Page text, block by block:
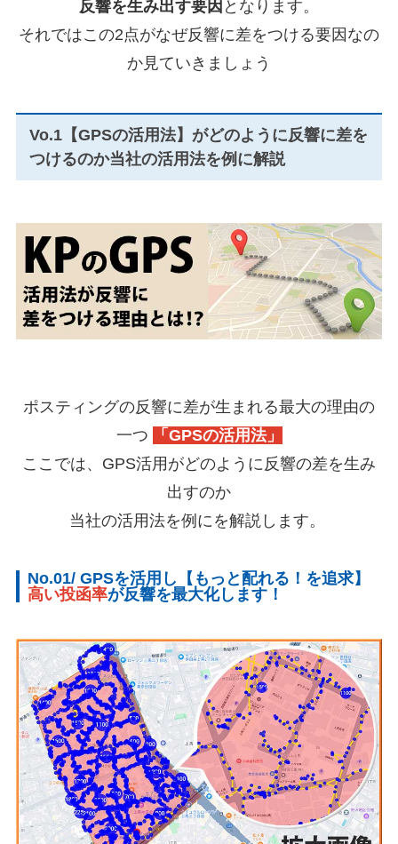
反響を生み出す要因 となります。
それではこの2点がなぜ反響に差をつける要因なの
か見ていきましょう
Vo.1【GPSの活用法】がどのように反響に差を
つけるのか当社の活用法を例に解説
ポスティングの反響に差が生まれる最大の理由の
一つ
「GPSの活用法」
ここでは、GPS活用がどのように反響の差を生み
出すのか
当社の活用法を例にを解説します。
No.01/ GPSを活用し【もっと配れる！を追求】
高い投函率が反響を最大化します！